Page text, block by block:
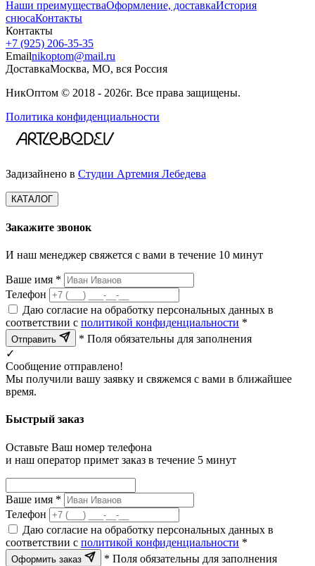
Наши преимуществаОформление, доставкаИстория
снюсаКонтакты
Контакты
+7 (925) 206‑35‑35
Emailnikoptom@mail.ru
ДоставкаМосква, МО, вся Россия
НикОптом © 2018 - 2026г. Все права защищены.
Политика конфиденциальности
Задизайнено в Студии Артемия Лебедева
КАТАЛОГ
Закажите звонок
И наш менеджер свяжется с вами в течение 10 минут
Ваше имя *
Телефон
Даю согласие на обработку персональных данных в
соответствии с политикой конфиденциальности *
Отправить
* Поля обязательны для заполнения
✓
Сообщение отправлено!
Мы получили вашу заявку и свяжемся с вами в ближайшее
время.
Быстрый заказ
Оставьте Ваш номер телефона
и наш оператор примет заказ в течение 5 минут
Ваше имя *
Телефон
Даю согласие на обработку персональных данных в
соответствии с политикой конфиденциальности *
Оформить заказ
* Поля обязательны для заполнения